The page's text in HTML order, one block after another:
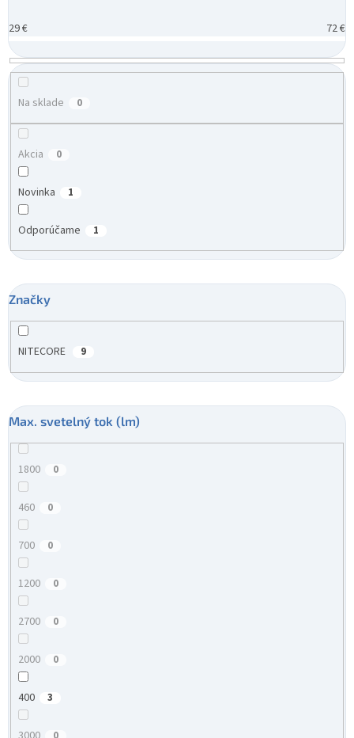
u
k
t
o
29€ 72€
Na sklade 0
Akcia 0
Novinka 1
Odporúčame 1
Značky
NITECORE 9
Max. svetelný tok (lm)
1800 0
460 0
700 0
1200 0
2700 0
2000 0
400 3